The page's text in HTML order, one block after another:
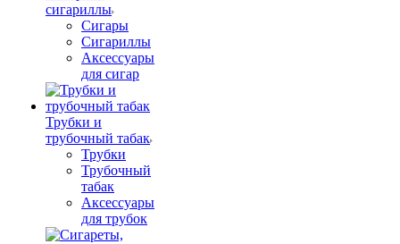
сигариллы
Сигары
Сигариллы
Аксессуары
для сигар
Трубки и
трубочный табак
Трубки
Трубочный
табак
Аксессуары
для трубок